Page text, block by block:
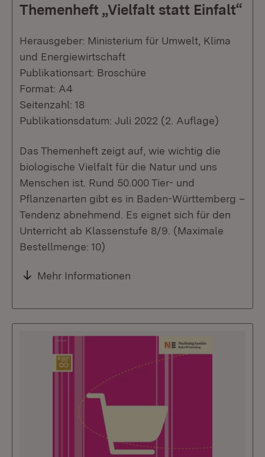
Themenheft „Vielfalt statt Einfalt“
Herausgeber: Ministerium für Umwelt, Klima
und Energiewirtschaft
Publikationsart: Broschüre
Format: A4
Seitenzahl: 18
Publikationsdatum: Juli 2022 (2. Auflage)
Das Themenheft zeigt auf, wie wichtig die
biologische Vielfalt für die Natur und uns
Menschen ist. Rund 50.000 Tier- und
Pflanzenarten gibt es in Baden-Württemberg –
Tendenz abnehmend. Es eignet sich für den
Unterricht ab Klassenstufe 8/9. (Maximale
Bestellmenge: 10)
Mehr Informationen